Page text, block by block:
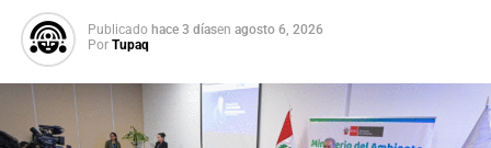
Publicado hace 3 díasen agosto 6, 2026
Por Tupaq